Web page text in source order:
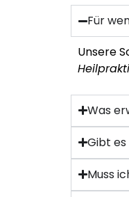
Für
Unsere
Was
Gibt
Muss